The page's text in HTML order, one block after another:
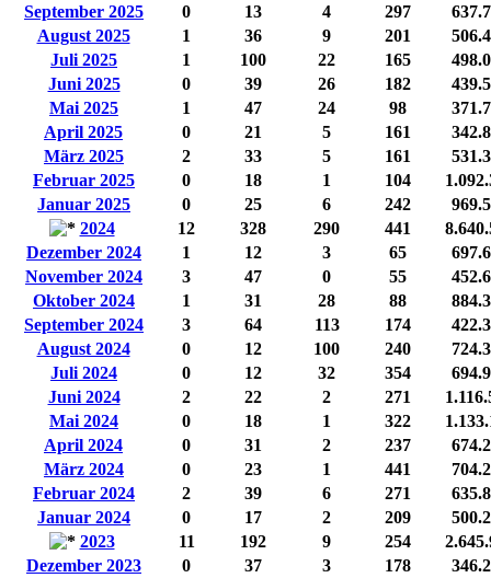
September 2025
0 13 4 297
August 2025
1 36 9 201
Juli 2025
1 100 22 165
Juni 2025
0 39 26 182
Mai 2025
1 47 24 98
April 2025
0 21 5 161
März 2025
2 33 5 161
Februar 2025
0 18 1 104
Januar 2025
0 25 6 242
2024
12 328 290 441
Dezember 2024
1 12 3 65
November 2024
3 47 0 55
Oktober 2024
1 31 28 88
September 2024
3 64 113 174
August 2024
0 12 100 240
Juli 2024
0 12 32 354
Juni 2024
2 22 2 271
Mai 2024
0 18 1 322
April 2024
0 31 2 237
März 2024
0 23 1 441
Februar 2024
2 39 6 271
Januar 2024
0 17 2 209
2023
11 192 9 254
Dezember 2023
0 37 3 178